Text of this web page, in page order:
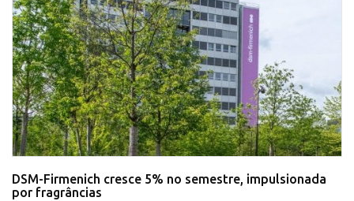
DSM-Firmenich cresce 5% no semestre, impulsionada
por fragrâncias